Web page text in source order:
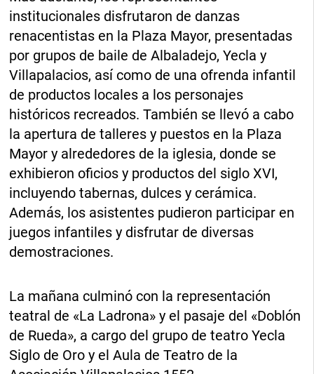
institucionales disfrutaron de danzas
renacentistas en la Plaza Mayor, presentadas
por grupos de baile de Albaladejo, Yecla y
Villapalacios, así como de una ofrenda infantil
de productos locales a los personajes
históricos recreados. También se llevó a cabo
la apertura de talleres y puestos en la Plaza
Mayor y alrededores de la iglesia, donde se
exhibieron oficios y productos del siglo XVI,
incluyendo tabernas, dulces y cerámica.
Además, los asistentes pudieron participar en
juegos infantiles y disfrutar de diversas
demostraciones.
La mañana culminó con la representación
teatral de «La Ladrona» y el pasaje del «Doblón
de Rueda», a cargo del grupo de teatro Yecla
Siglo de Oro y el Aula de Teatro de la